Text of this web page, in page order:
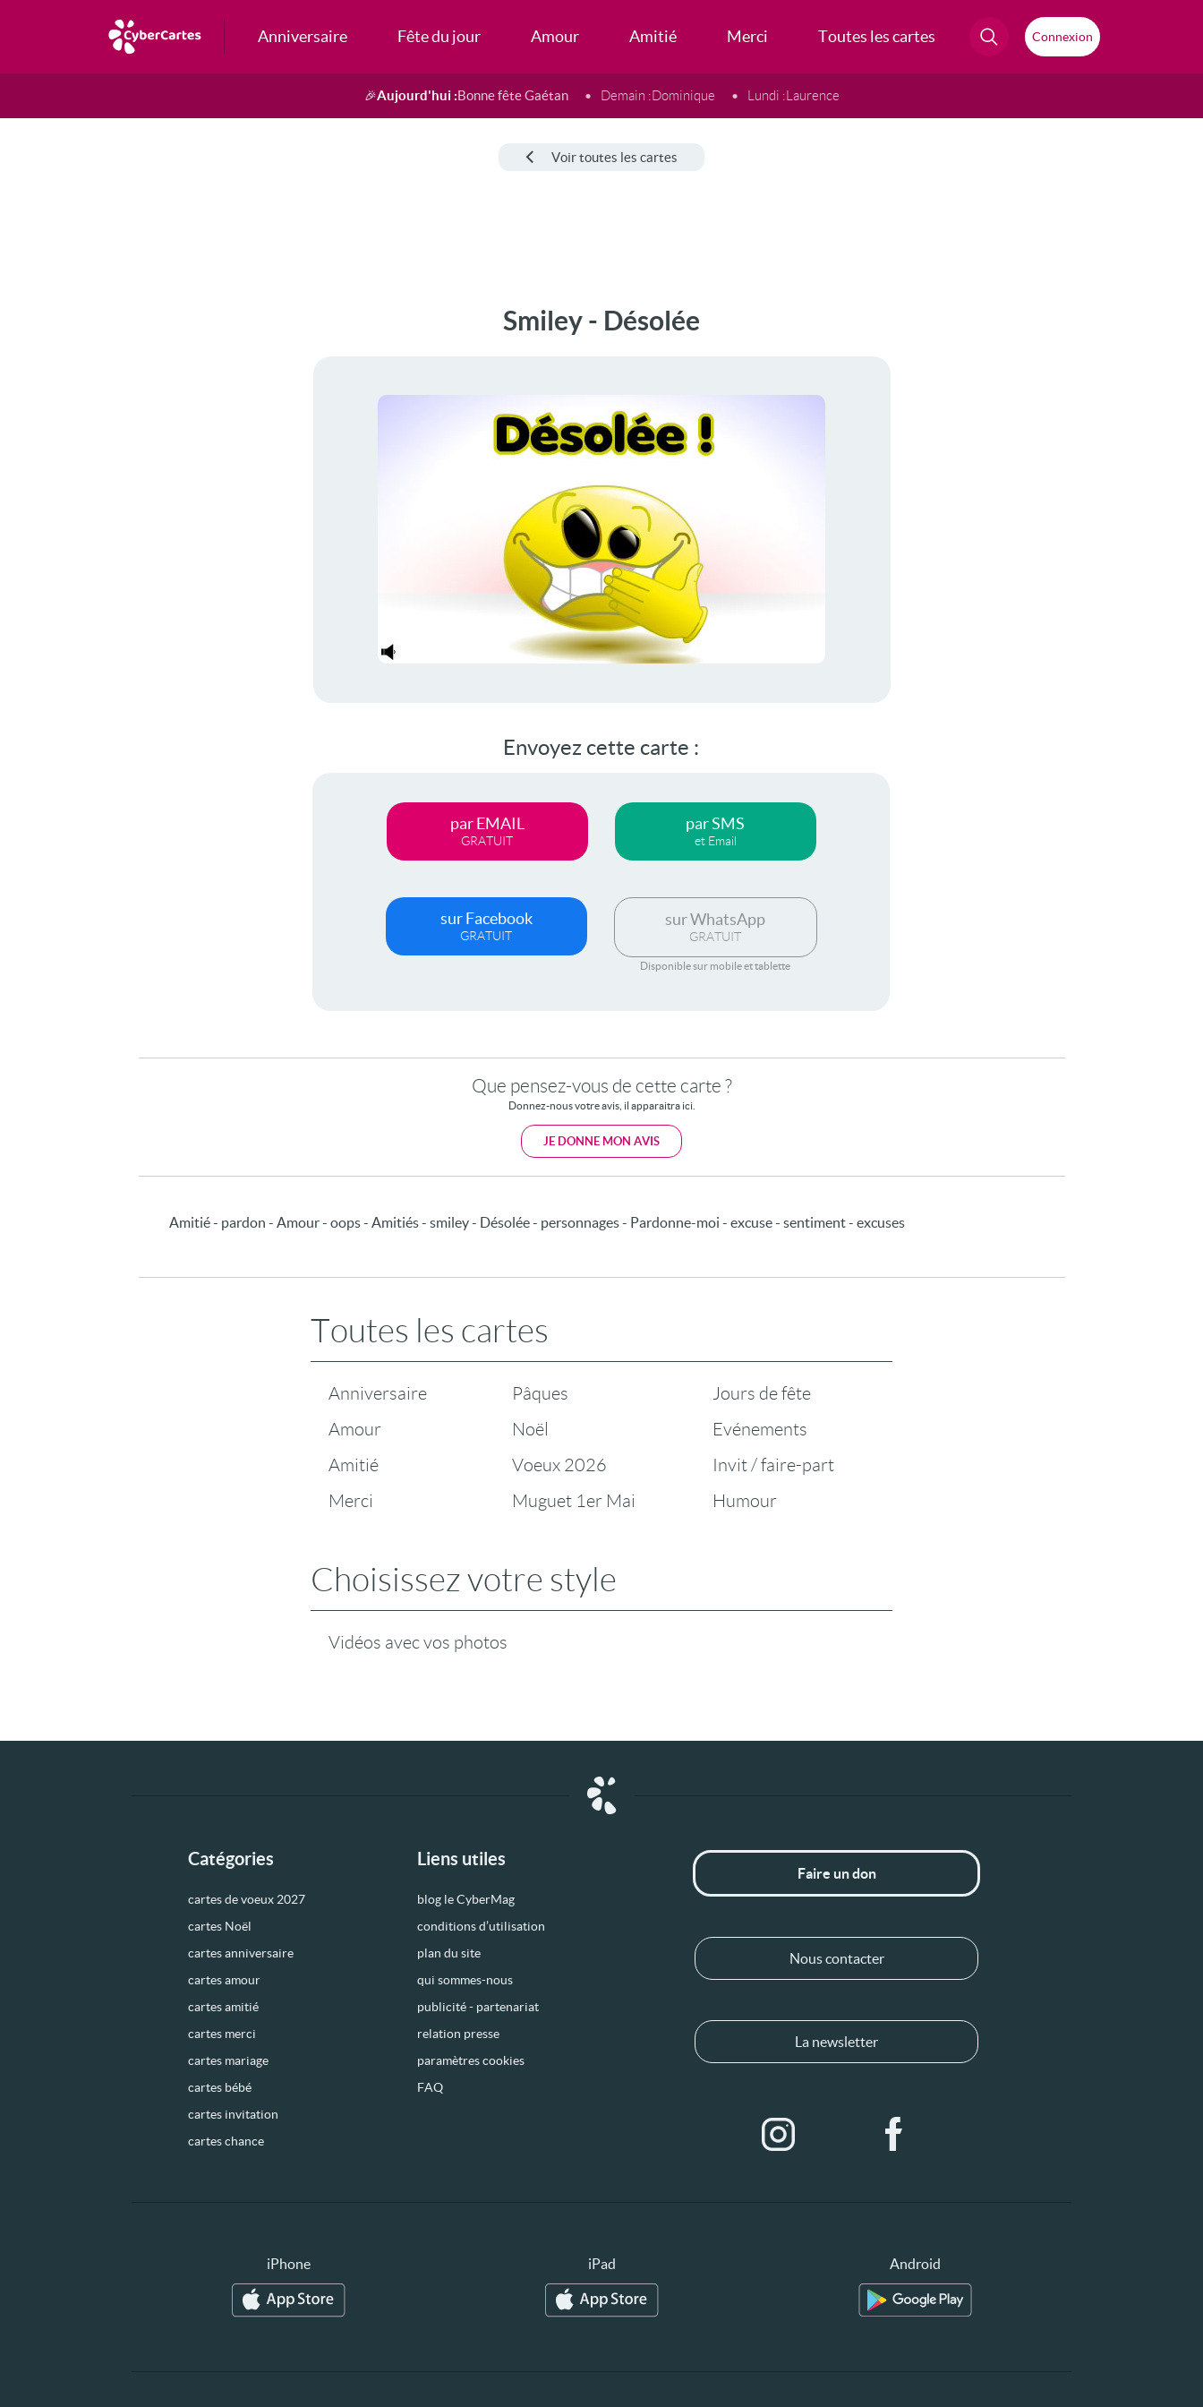
Anniversaire Fête du jour Amour Amitié Merci Toutes les cartes Connexion
🎉Aujourd'hui :Bonne fête Gaétan Demain :Dominique Lundi :Laurence
Voir toutes les cartes
Smiley - Désolée
Envoyez cette carte :
par EMAIL
GRATUIT
par SMS
et Email
sur Facebook
GRATUIT
sur WhatsApp
GRATUIT
Disponible sur mobile et tablette
Que pensez-vous de cette carte ?
Donnez-nous votre avis, il apparaitra ici.
JE DONNE MON AVIS
Amitié - pardon - Amour - oops - Amitiés - smiley - Désolée - personnages - Pardonne-moi - excuse - sentiment - excuses
Toutes les cartes
Anniversaire
Amour
Amitié
Merci
Pâques
Noël
Voeux 2026
Muguet 1er Mai
Jours de fête
Evénements
Invit / faire-part
Humour
Choisissez votre style
Vidéos avec vos photos
Catégories
cartes de voeux 2027
cartes Noël
cartes anniversaire
cartes amour
cartes amitié
cartes merci
cartes mariage
cartes bébé
cartes invitation
cartes chance
Liens utiles
blog le CyberMag
conditions d’utilisation
plan du site
qui sommes-nous
publicité - partenariat
relation presse
paramètres cookies
FAQ
Faire un don
Nous contacter
La newsletter
iPhone iPad Android